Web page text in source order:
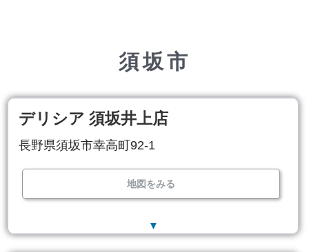
須坂市
デリシア 須坂井上店
長野県須坂市幸高町92-1
地図をみる
▼